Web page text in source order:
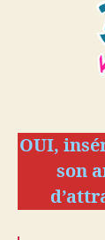
OUI,
son